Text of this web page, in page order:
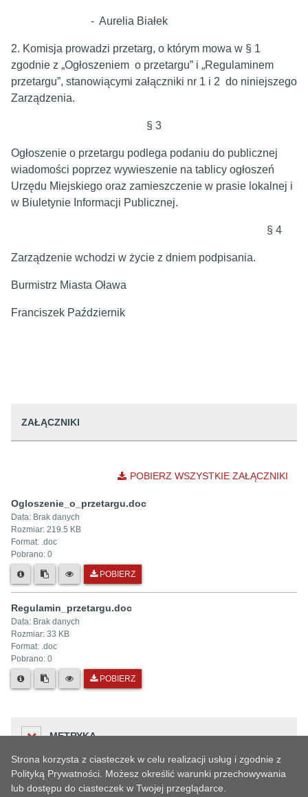
- Aurelia Białek
2. Komisja prowadzi przetarg, o którym mowa w § 1
zgodnie z „Ogłoszeniem o przetargu” i „Regulaminem
przetargu”, stanowiącymi załączniki nr 1 i 2 do niniejszego
Zarządzenia.
§ 3
Ogłoszenie o przetargu podlega podaniu do publicznej
wiadomości poprzez wywieszenie na tablicy ogłoszeń
Urzędu Miejskiego oraz zamieszczenie w prasie lokalnej i
w Biuletynie Informacji Publicznej.
§ 4
Zarządzenie wchodzi w życie z dniem podpisania.
Burmistrz Miasta Oława
Franciszek Październik
ZAŁĄCZNIKI
POBIERZ WSZYSTKIE ZAŁĄCZNIKI
Ogloszenie_o_przetargu.doc
Data: Brak danych
Rozmiar: 219.5 KB
Format: .doc
Pobrano: 0
POBIERZ
Regulamin_przetargu.doc
Data: Brak danych
Rozmiar: 33 KB
Format: .doc
Pobrano: 0
POBIERZ
METRYKA
Liczba odwiedzin
Strona korzysta z ciasteczek w celu realizacji usług i zgodnie z
Polityką Prywatności. Możesz określić warunki przechowywania
lub dostępu do ciasteczek w Twojej przeglądarce.